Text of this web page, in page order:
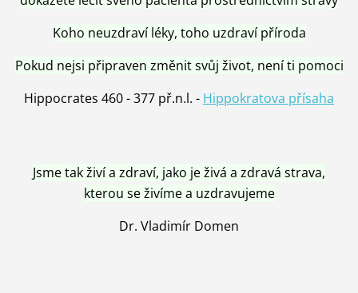
Koho neuzdraví léky, toho uzdraví příroda
Pokud nejsi připraven změnit svůj život, není ti pomoci
Hippocrates 460 - 377 př.n.l. - Hippokratova přísaha
Jsme tak živí a zdraví, jako je živá a zdravá strava,
kterou se živíme a uzdravujeme
Dr. Vladimír Domen